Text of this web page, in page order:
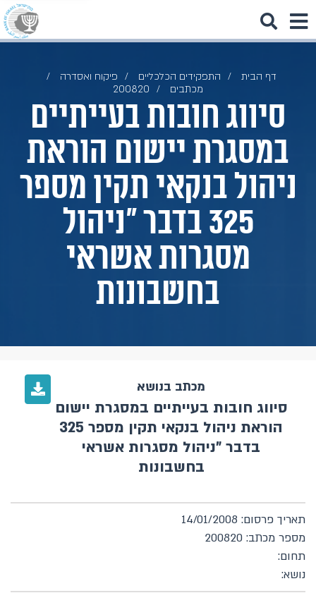
דף הבית התפקידים הכלכליים
פיקוח ואסדרה
מכתבים
200820
סיווג חובות בעייתיים
במסגרת יישום הוראת
ניהול בנקאי תקין מספר
325 בדבר "ניהול
מסגרות אשראי
בחשבונות
מכתב בנושא
סיווג חובות בעייתיים במסגרת יישום
הוראת ניהול בנקאי תקין מספר 325
בדבר "ניהול מסגרות אשראי
בחשבונות
תאריך פרסום: 14/01/2008
מספר מכתב: 200820
תחום:
נושא: